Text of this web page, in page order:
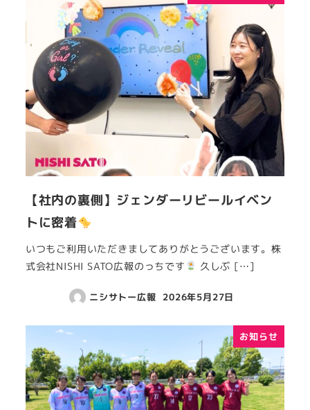
【社内の裏側】ジェンダーリビールイベン
トに密着
いつもご利用いただきましてありがとうございます。株
式会社NISHI SATO広報のっちです
久しぶ […]
ニシサトー広報 2026年5月27日
お知らせ